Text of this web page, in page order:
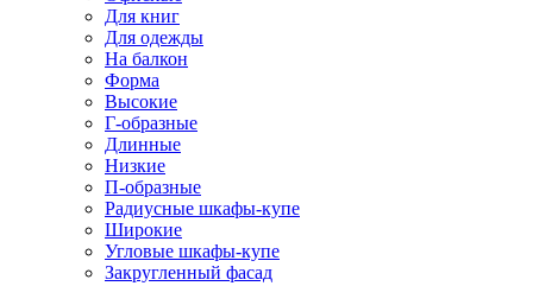
Для книг
Для одежды
На балкон
Форма
Высокие
Г-образные
Длинные
Низкие
П-образные
Радиусные шкафы-купе
Широкие
Угловые шкафы-купе
Закругленный фасад